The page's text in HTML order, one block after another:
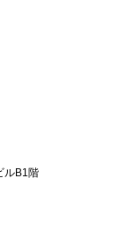
ルB1階